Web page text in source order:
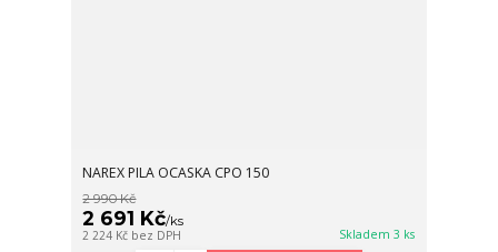
NAREX PILA OCASKA CPO 150
2 990 Kč
2 691 Kč/ks
2 224 Kč bez DPH Skladem 3 ks